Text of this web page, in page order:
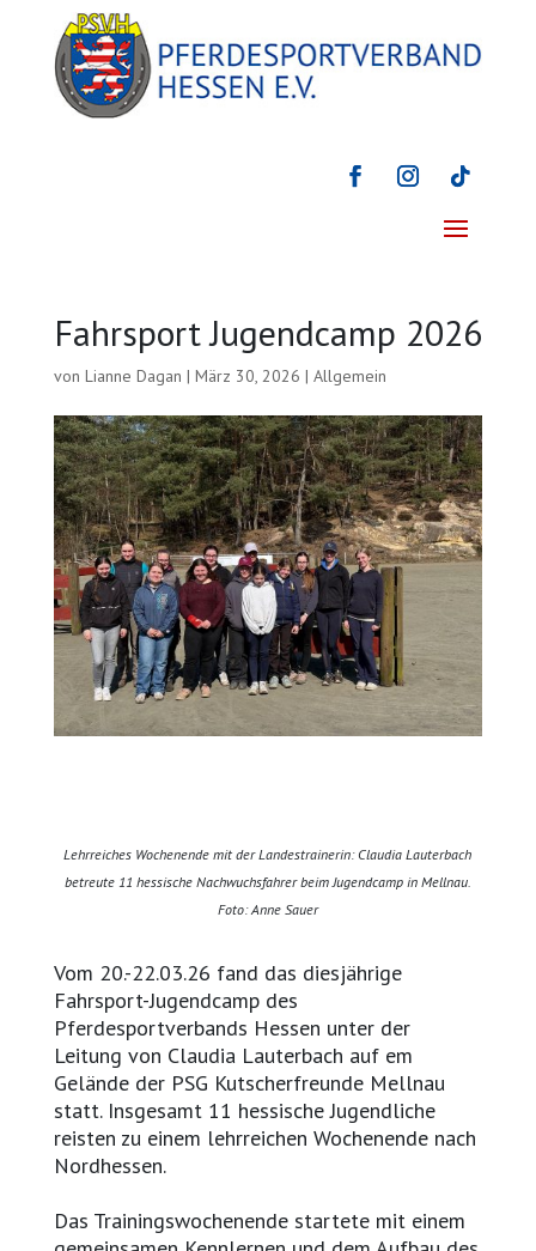
Fahrsport Jugendcamp 2026
von Lianne Dagan | März 30, 2026 | Allgemein
Lehrreiches Wochenende mit der Landestrainerin: Claudia Lauterbach
betreute 11 hessische Nachwuchsfahrer beim Jugendcamp in Mellnau.
Foto: Anne Sauer
Vom 20.-22.03.26 fand das diesjährige
Fahrsport-Jugendcamp des
Pferdesportverbands Hessen unter der
Leitung von Claudia Lauterbach auf em
Gelände der PSG Kutscherfreunde Mellnau
statt. Insgesamt 11 hessische Jugendliche
reisten zu einem lehrreichen Wochenende nach
Nordhessen.
Das Trainingswochenende startete mit einem